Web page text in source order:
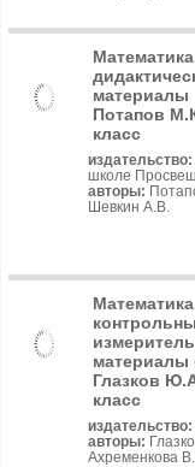
Математика
материалы
Потапов
класс
издательство:
школе
авторы:
Шевкин А.В.
Математика
материалы
Глазков
класс
издательство:
авторы:
Ахременкова